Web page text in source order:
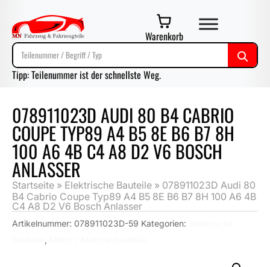
Warenkorb
Tipp: Teilenummer ist der schnellste Weg.
078911023D AUDI 80 B4 CABRIO
COUPE TYP89 A4 B5 8E B6 B7 8H
100 A6 4B C4 A8 D2 V6 BOSCH
ANLASSER
Startseite » Elektrische Bauteile » 078911023D Audi 80
B4 Cabrio Coupe Typ89 A4 B5 8E B6 B7 8H 100 A6 4B
C4 A8 D2 V6 Bosch Anlasser
Artikelnummer: 078911023D-59 Kategorien:
,